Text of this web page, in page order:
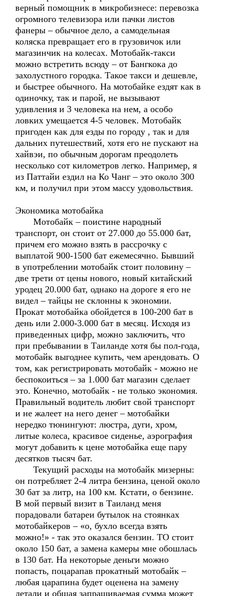
верный помощник в микробизнесе: перевозка
огромного телевизора или пачки листов
фанеры – обычное дело, а самодельная
коляска превращает его в грузовичок или
магазинчик на колесах. Мотобайк-такси
можно встретить всюду – от Бангкока до
захолустного городка. Такое такси и дешевле,
и быстрее обычного. На мотобайке ездят как в
одиночку, так и парой, не вызывают
удивления и 3 человека на нем, а особо
ловких умещается 4-5 человек. Мотобайк
пригоден как для езды по городу , так и для
дальних путешествий, хотя его не пускают на
хайвэи, по обычным дорогам преодолеть
несколько сот километров легко. Например, я
из Паттайи ездил на Ко Чанг – это около 300
км, и получил при этом массу удовольствия.
Экономика мотобайка
Мотобайк – поистине народный
транспорт, он стоит от 27.000 до 55.000 бат,
причем его можно взять в рассрочку с
выплатой 900-1500 бат ежемесячно. Бывший
в употреблении мотобайк стоит половину –
две трети от цены нового, новый китайский
уродец 20.000 бат, однако на дороге я его не
видел – тайцы не склонны к экономии.
Прокат мотобайка обойдется в 100-200 бат в
день или 2.000-3.000 бат в месяц. Исходя из
приведенных цифр, можно заключить, что
при пребывании в Таиланде хотя бы пол-года,
мотобайк выгоднее купить, чем арендовать. О
том, как регистрировать мотобайк - можно не
беспокоиться – за 1.000 бат магазин сделает
это. Конечно, мотобайк - не только экономия.
Правильный водитель любит свой транспорт
и не жалеет на него денег – мотобайки
нередко тюнингуют: люстра, дуги, хром,
литые колеса, красивое сиденье, аэрография
могут добавить к цене мотобайка еще пару
десятков тысяч бат.
Текущий расходы на мотобайк мизерны:
он потребляет 2-4 литра бензина, ценой около
30 бат за литр, на 100 км. Кстати, о бензине.
В мой первый визит в Таиланд меня
порадовали батареи бутылок на стоянках
мотобайкеров – «о, бухло всегда взять
можно!» - так это оказался бензин. ТО стоит
около 150 бат, а замена камеры мне обошлась
в 130 бат. На некоторые деньги можно
попасть, поцарапав прокатный мотобайк –
любая царапина будет оценена на замену
детали и общая запрашиваемая сумма может